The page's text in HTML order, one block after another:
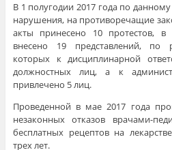
В 1 полугодии 2017 года по
нарушения, на противоречащие
акты принесено 10 протестов, в
внесено 19 представлений, по
которых к дисциплинарной
должностных лиц, а к
привлечено 5 лиц.
Проведенной в мае 2017 года
незаконных отказов врачами-
бесплатных рецептов на
трех лет.